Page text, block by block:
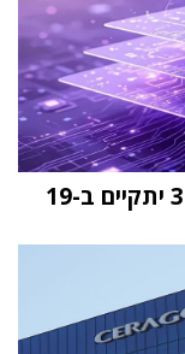
וובינר סינופסיס לאימות תכנוני 3DIC יתקיים ב-19